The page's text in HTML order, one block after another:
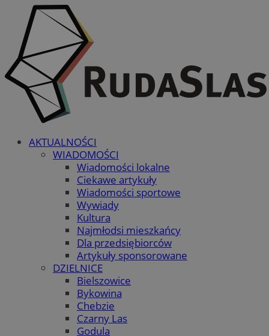
AKTUALNOŚCI
WIADOMOŚCI
Wiadomości lokalne
Ciekawe artykuły
Wiadomości sportowe
Wywiady
Kultura
Najmłodsi mieszkańcy
Dla przedsiębiorców
Artykuły sponsorowane
DZIELNICE
Bielszowice
Bykowina
Chebzie
Czarny Las
Godula